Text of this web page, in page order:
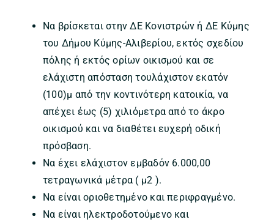
Να βρίσκεται στην ΔΕ Κονιστρών ή ΔΕ Κύμης
του Δήμου Κύμης-Αλιβερίου, εκτός σχεδίου
πόλης ή εκτός ορίων οικισμού και σε
ελάχιστη απόσταση τουλάχιστον εκατόν
(100)μ από την κοντινότερη κατοικία, να
απέχει έως (5) χιλιόμετρα από το άκρο
οικισμού και να διαθέτει ευχερή οδική
πρόσβαση.
Να έχει ελάχιστον εμβαδόν 6.000,00
τετραγωνικά μέτρα ( μ2 ).
Να είναι οριοθετημένο και περιφραγμένο.
Να είναι ηλεκτροδοτούμενο και